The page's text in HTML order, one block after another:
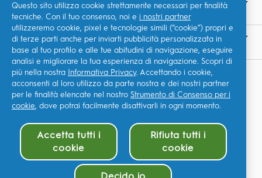
LA NOSTRA ASPIRAZIONE
CONTATTACI
I Miei Dati
P&G Global Terms & Conditions
Dichiarazione di accessibilità
Site Map
©2026 Procter & Gamble
Questo sito utilizza cookie strettamente necessari per finalità
tecniche. Con il tuo consenso, noi e i nostri partner
utilizzeremo cookie, pixel e tecnologie simili (“cookie”) propri e
di terze parti anche per inviarti pubblicità personalizzata in
base al tuo profilo e alle tue abitudini di navigazione, eseguire
analisi e migliorare la tua esperienza di navigazione. Scopri di
più nella nostra Informativa Privacy. Accettando i cookie,
acconsenti al loro utilizzo da parte nostra e dei nostri partner
per le finalità elencate nel nostro Strumento di Consenso per i
cookie, dove potrai facilmente disattivarli in ogni momento.
Accetta tutti i
cookie
Rifiuta tutti i
cookie